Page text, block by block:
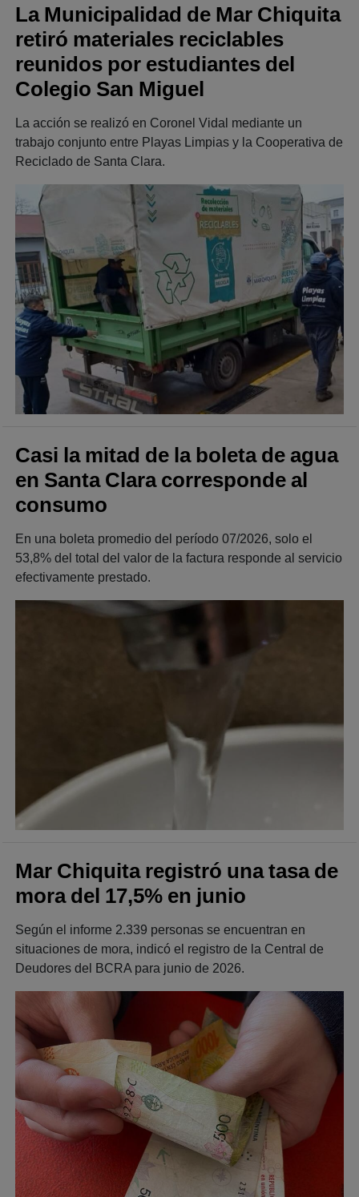
La Municipalidad de Mar Chiquita
retiró materiales reciclables
reunidos por estudiantes del
Colegio San Miguel
La acción se realizó en Coronel Vidal mediante un
trabajo conjunto entre Playas Limpias y la Cooperativa de
Reciclado de Santa Clara.
Casi la mitad de la boleta de agua
en Santa Clara corresponde al
consumo
En una boleta promedio del período 07/2026, solo el
53,8% del total del valor de la factura responde al servicio
efectivamente prestado.
Mar Chiquita registró una tasa de
mora del 17,5% en junio
Según el informe 2.339 personas se encuentran en
situaciones de mora, indicó el registro de la Central de
Deudores del BCRA para junio de 2026.